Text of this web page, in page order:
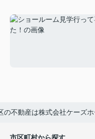
の不動産は株式会社ケーズホ